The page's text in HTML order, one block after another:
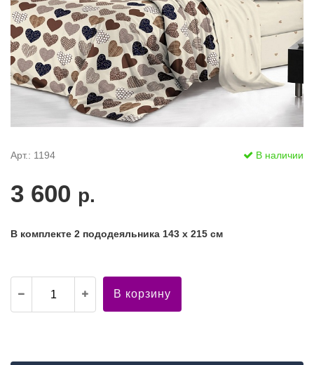
Арт.: 1194 В наличии
3 600 р.
В комплекте 2 пододеяльника 143 х 215 см
В корзину